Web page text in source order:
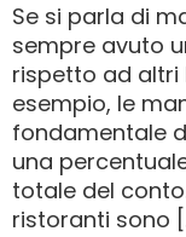
Se si parla di
sempre avuto
rispetto ad altri
esempio, le
fondamentale
una
totale del
ristoranti sono